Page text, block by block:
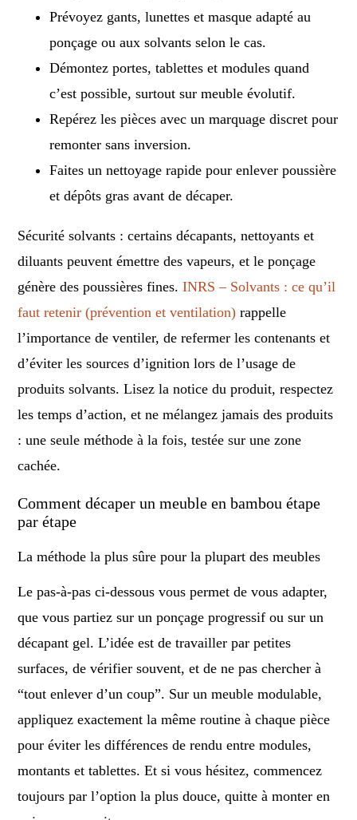
Prévoyez gants, lunettes et masque adapté au
ponçage ou aux solvants selon le cas.
Démontez portes, tablettes et modules quand
c’est possible, surtout sur meuble évolutif.
Repérez les pièces avec un marquage discret pour
remonter sans inversion.
Faites un nettoyage rapide pour enlever poussière
et dépôts gras avant de décaper.
Sécurité solvants : certains décapants, nettoyants et
diluants peuvent émettre des vapeurs, et le ponçage
génère des poussières fines.INRS – Solvants : ce qu’il
faut retenir (prévention et ventilation) rappelle
l’importance de ventiler, de refermer les contenants et
d’éviter les sources d’ignition lors de l’usage de
produits solvants. Lisez la notice du produit, respectez
les temps d’action, et ne mélangez jamais des produits
: une seule méthode à la fois, testée sur une zone
cachée.
Comment décaper un meuble en bambou étape
par étape
La méthode la plus sûre pour la plupart des meubles
Le pas-à-pas ci-dessous vous permet de vous adapter,
que vous partiez sur un ponçage progressif ou sur un
décapant gel. L’idée est de travailler par petites
surfaces, de vérifier souvent, et de ne pas chercher à
“tout enlever d’un coup”. Sur un meuble modulable,
appliquez exactement la même routine à chaque pièce
pour éviter les différences de rendu entre modules,
montants et tablettes. Et si vous hésitez, commencez
toujours par l’option la plus douce, quitte à monter en